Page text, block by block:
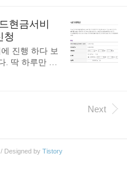
공유기 기존에
들었다. 일단
는다. 가장 아
용안내" 로 들
할 수 있었다.
시결제 로 들
별 선결제 항목
드 정보를 이
현금서비
청
진행 하다 보
. 딱 하루만 급
할지 고민 했
금서비스? 마
현금서비스라
Next
Designed by Tistory